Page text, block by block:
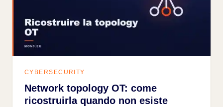
CYBERSECURITY
Network topology OT: come
ricostruirla quando non esiste